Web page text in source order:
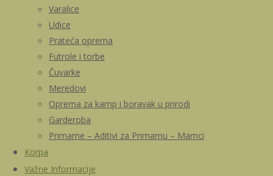
Varalice
Udice
Prateća oprema
Futrole i torbe
Čuvarke
Meredovi
Oprema za kamp i boravak u prirodi
Garderoba
Primame – Aditivi za Primamu – Mamci
Korpa
Važne Informacije